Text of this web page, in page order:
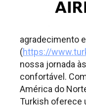
agradecimento
(https://
nossa jornada
confortável.
América do
Turkish oferece